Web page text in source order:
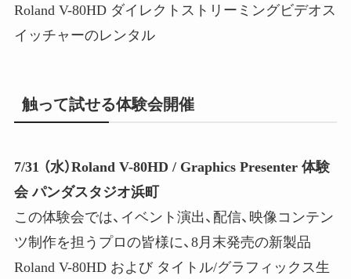
Roland V-80HD ダイレクトストリーミングビデオス
イッチャーのレンタル
触って試せる体験会開催
7/31 （水）Roland V-80HD / Graphics Presenter 体験
会 パンダスタジオ浜町
この体験会では、イベント演出、配信、映像コンテン
ツ制作を担うプロの皆様に、8月末発売の新製品
Roland V-80HD および タイトル/グラフィックス生